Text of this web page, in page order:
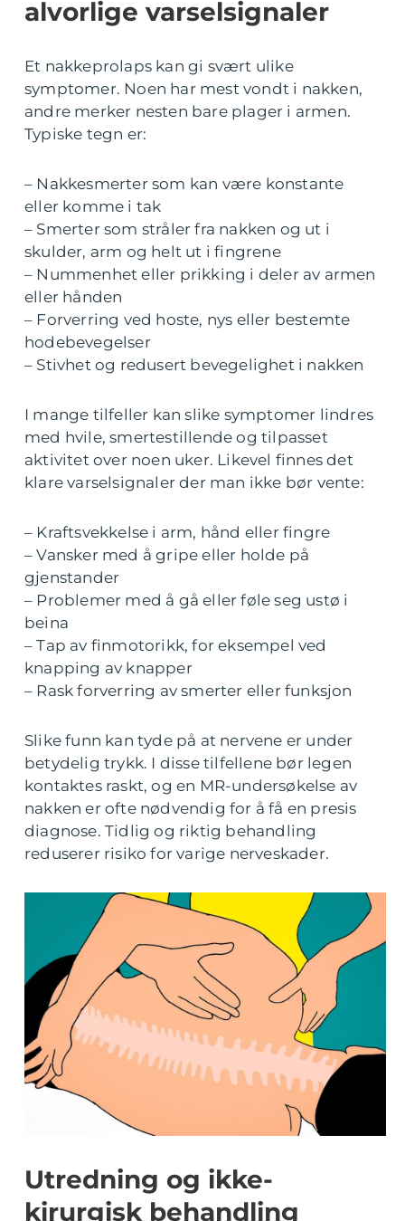
alvorlige varselsignaler
Et nakkeprolaps kan gi svært ulike
symptomer. Noen har mest vondt i nakken,
andre merker nesten bare plager i armen.
Typiske tegn er:
– Nakkesmerter som kan være konstante
eller komme i tak
– Smerter som stråler fra nakken og ut i
skulder, arm og helt ut i fingrene
– Nummenhet eller prikking i deler av armen
eller hånden
– Forverring ved hoste, nys eller bestemte
hodebevegelser
– Stivhet og redusert bevegelighet i nakken
I mange tilfeller kan slike symptomer lindres
med hvile, smertestillende og tilpasset
aktivitet over noen uker. Likevel finnes det
klare varselsignaler der man ikke bør vente:
– Kraftsvekkelse i arm, hånd eller fingre
– Vansker med å gripe eller holde på
gjenstander
– Problemer med å gå eller føle seg ustø i
beina
– Tap av finmotorikk, for eksempel ved
knapping av knapper
– Rask forverring av smerter eller funksjon
Slike funn kan tyde på at nervene er under
betydelig trykk. I disse tilfellene bør legen
kontaktes raskt, og en MR-undersøkelse av
nakken er ofte nødvendig for å få en presis
diagnose. Tidlig og riktig behandling
reduserer risiko for varige nerveskader.
Utredning og ikke-
kirurgisk behandling